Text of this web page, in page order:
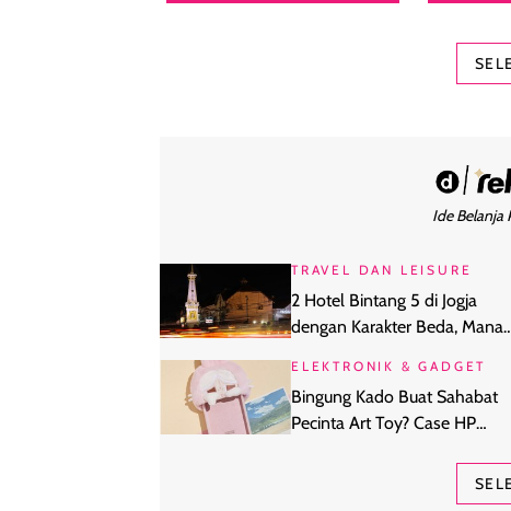
Ide Belanja
TRAVEL DAN LEISURE
2 Hotel Bintang 5 di Jogja
dengan Karakter Beda, Mana
ELEKTRONIK & GADGET
Bingung Kado Buat Sahabat
Pecinta Art Toy? Case HP